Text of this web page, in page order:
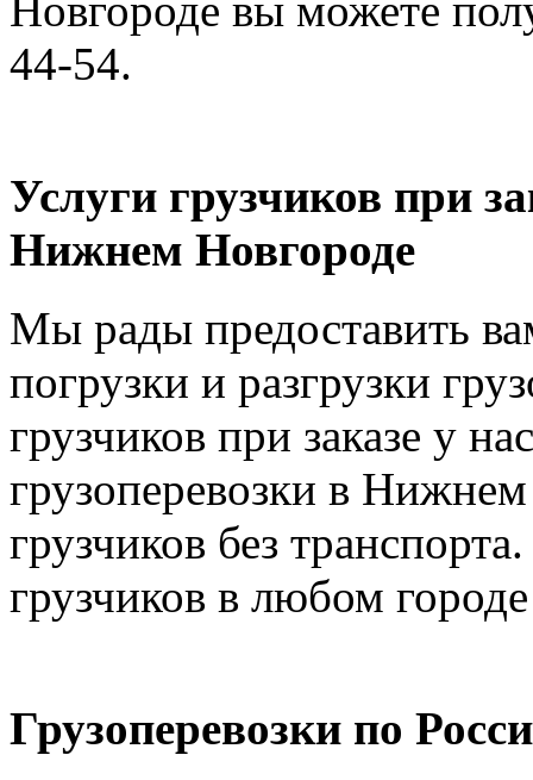
44-54.
Услуги грузчиков при
Нижнем Новгороде
Мы рады предоставить
погрузки и разгрузки
грузчиков при заказе у
грузоперевозки в
грузчиков без
грузчиков в любом
Грузоперевозки по